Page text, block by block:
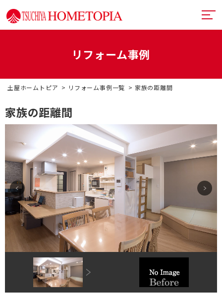
技術力
満足度向上
リフォームの流れ
戸建てリフォーム
マンションリフォーム
札幌フルリノベーション
中古リノベーション
DI窓
OKUリノベーション
古民家／町家
太陽光発電システム
超断熱・超換気
お近くのショールーム
イベント情報
リフォーム事例
プランナー一覧
ご相談・資料請求はこちら
0120-093-033
お見積り・お問合わせ
資料請求
リフォーム事例
土屋ホームトピア リフォーム事例一覧 家族の距離間
家族の距離間